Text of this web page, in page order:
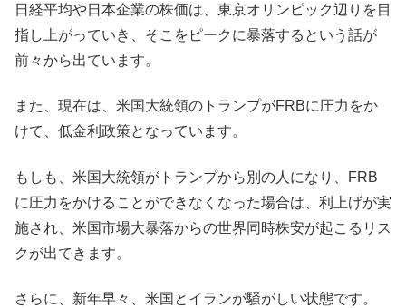
日経平均や日本企業の株価は、東京オリンピック辺りを目
指し上がっていき、そこをピークに暴落するという話が
前々から出ています。
また、現在は、米国大統領のトランプがFRBに圧力をか
けて、低金利政策となっています。
もしも、米国大統領がトランプから別の人になり、FRB
に圧力をかけることができなくなった場合は、利上げが実
施され、米国市場大暴落からの世界同時株安が起こるリス
クが出てきます。
さらに、新年早々、米国とイランが騒がしい状態です。